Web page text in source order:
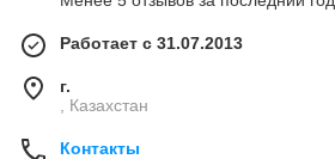
Работает с 31.07.2013
г.
, Казахстан
Контакты